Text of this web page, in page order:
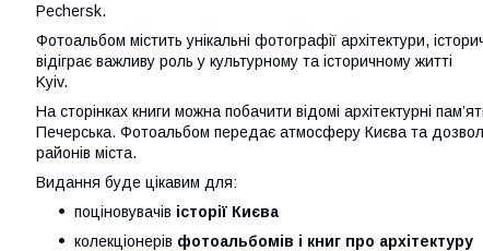
Pechersk.
Фотоальбом містить унікальні фотографії архітектури,
відіграє важливу роль у культурному та історичному житті
Kyiv.
На сторінках книги можна побачити відомі архітектурні
Печерська. Фотоальбом передає атмосферу Києва та
районів міста.
Видання буде цікавим для:
поціновувачів історії Києва
колекціонерів фотоальбомів і книг про архітектуру